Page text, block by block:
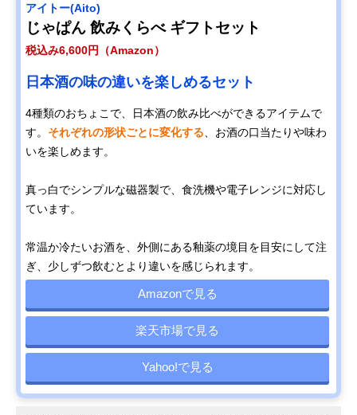
アイトー(Aito)
じゃぱん 飲みくらべ ギフトセット
税込み6,600円（Amazon）
日本酒の味の違いを楽しめるセット
4種類のおちょこで、日本酒の飲み比べができるアイテムで
す。 それぞれの形状ごとに変化する、お酒の口当たりや味わ
いを楽しめます。
真っ白でシンプルな磁器製で、食洗機や電子レンジに対応し
ています。
常温か冷たいお酒を、外側にある釉薬の境目を目安にして注
ぎ、少しずつ飲むとより違いを感じられます。
Amazonで見る
楽天市場で見る
Yahoo!で見る